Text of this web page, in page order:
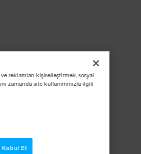
reklamları kişiselleştirmek, sosyal
zamanda site kullanımınızla ilgili
Kabul Et